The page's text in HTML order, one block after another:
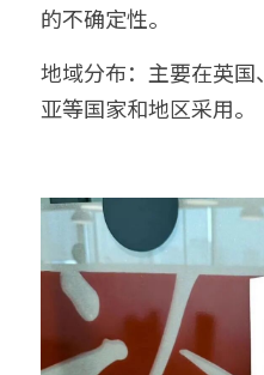
的不确定性。
地域分布：主要在英
亚等国家和地区采用。